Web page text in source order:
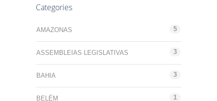
Categories
AMAZONAS 5
ASSEMBLEIAS LEGISLATIVAS 3
BAHIA 3
BELÉM 1